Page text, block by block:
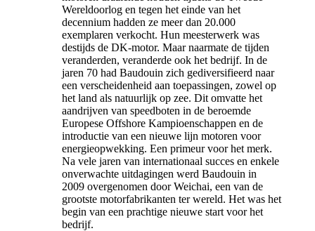
Wereldoorlog en tegen het einde van het
decennium hadden ze meer dan 20.000
exemplaren verkocht. Hun meesterwerk was
destijds de DK-motor. Maar naarmate de tijden
veranderden, veranderde ook het bedrijf. In de
jaren 70 had Baudouin zich gediversifieerd naar
een verscheidenheid aan toepassingen, zowel op
het land als natuurlijk op zee. Dit omvatte het
aandrijven van speedboten in de beroemde
Europese Offshore Kampioenschappen en de
introductie van een nieuwe lijn motoren voor
energieopwekking. Een primeur voor het merk.
Na vele jaren van internationaal succes en enkele
onverwachte uitdagingen werd Baudouin in
2009 overgenomen door Weichai, een van de
grootste motorfabrikanten ter wereld. Het was het
begin van een prachtige nieuwe start voor het
bedrijf.